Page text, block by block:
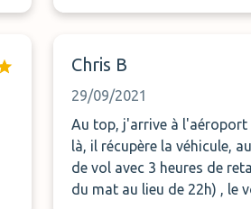
Chris B
29/09/2021
Au top, j'arrive à l'aéroport
là, il récupère la véhicule,
de vol avec 3 heures de
du mat au lieu de 22h) , le